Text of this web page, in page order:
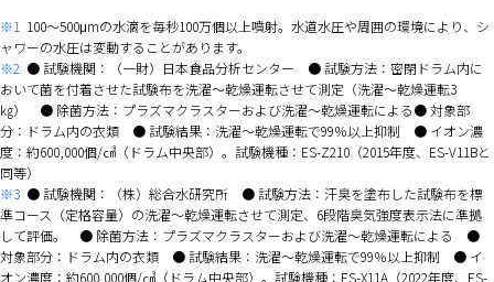
※1 100～500μmの水滴を毎秒100万個以上噴射。水道水圧や周囲の環境により、シ
ャワーの水圧は変動することがあります。
※2 ● 試験機関：（一財）日本食品分析センター ● 試験方法：密閉ドラム内に
おいて菌を付着させた試験布を洗濯～乾燥運転させて測定（洗濯～乾燥運転3
㎏） ● 除菌方法：プラズマクラスターおよび洗濯～乾燥運転による● 対象部
分：ドラム内の衣類 ● 試験結果：洗濯～乾燥運転で99％以上抑制 ● イオン濃
度：約600,000個/㎤（ドラム中央部）。試験機種：ES-Z210（2015年度、ES-V11Bと
同等）
※3 ● 試験機関：（株）総合水研究所 ● 試験方法：汗臭を塗布した試験布を標
準コース（定格容量）の洗濯～乾燥運転させて測定、6段階臭気強度表示法に準拠
して評価。 ● 除菌方法：プラズマクラスターおよび洗濯～乾燥運転による ●
対象部分：ドラム内の衣類 ● 試験結果：洗濯～乾燥運転で99％以上抑制 ● イ
オン濃度：約600,000個/㎤（ドラム中央部）。試験機種：ES-X11A（2022年度、ES-